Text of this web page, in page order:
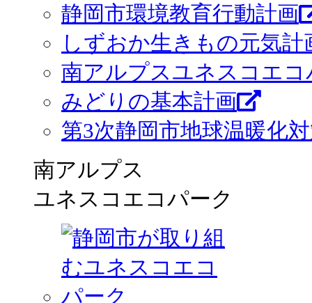
静岡市環境教育行動計画
しずおか生きもの元気
南アルプスユネスコエ
みどりの基本計画
第3次静岡市地球温暖化
南アルプス
ユネスコエコパーク